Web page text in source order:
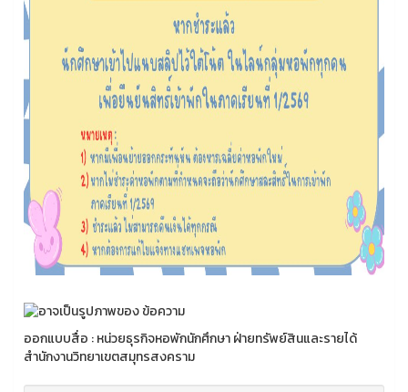
ออกแบบสื่อ : หน่วยธุรกิจหอพักนักศึกษา ฝ่ายทรัพย์สินและรายได้
สำนักงานวิทยาเขตสมุทรสงคราม